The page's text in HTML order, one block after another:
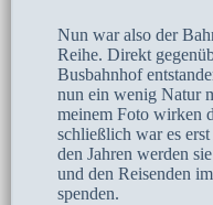
Nun war also der
Reihe. Direkt
Busbahnhof
nun ein wenig Natur
meinem Foto wirken
schließlich war es
den Jahren werden
und den Reisenden
spenden.